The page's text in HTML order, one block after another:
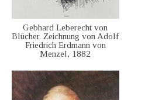
Gebhard Leberecht von
Blücher. Zeichnung von Adolf
Friedrich Erdmann von
Menzel, 1882